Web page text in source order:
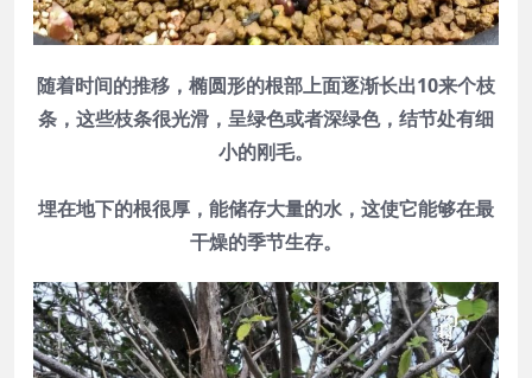
随着时间的推移，椭圆形的根部上面逐渐长出10来个枝
条， 这些枝条很光滑，呈绿色或者深绿色，结节处有细
小的刚毛。
埋在地下的根很厚，能储存大量的水，这使它能够在最
干燥的季节生存。